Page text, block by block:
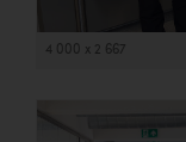
4 000 x 2 667